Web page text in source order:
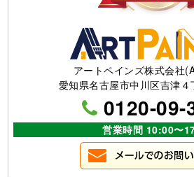
アートペインズ株式会社
愛知県名古屋市中川区吉津
0120-09-
営業時間 10:00〜